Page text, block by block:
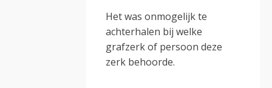
Het was onmogelijk te
achterhalen bij welke
grafzerk of persoon deze
zerk behoorde.